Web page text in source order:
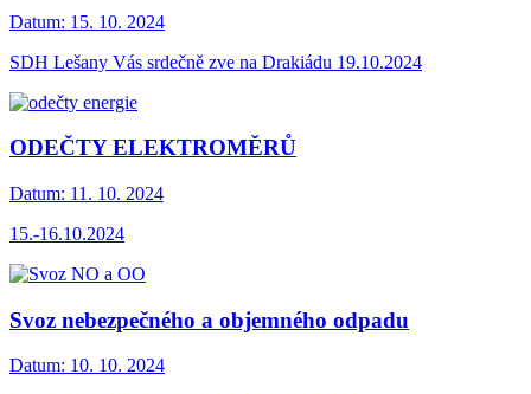
Datum: 15. 10. 2024
SDH Lešany Vás srdečně zve na Drakiádu 19.10.2024
ODEČTY ELEKTROMĚRŮ
Datum: 11. 10. 2024
15.-16.10.2024
Svoz nebezpečného a objemného odpadu
Datum: 10. 10. 2024